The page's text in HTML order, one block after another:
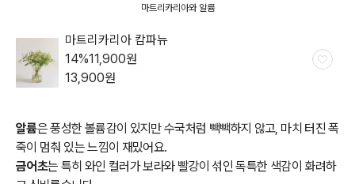
마트리카리아와 알륨
절
마트리카리아 캄파뉴
14%11,900원
13,900원
알륨은 풍성한 볼륨감이 있지만 수국처럼 빽빽하지 않고, 마치 터진 폭
죽이 멈춰 있는 느낌이 재밌어요.
금어초는 특히 와인 컬러가 보라와 빨강이 섞인 독특한 색감이 화려하